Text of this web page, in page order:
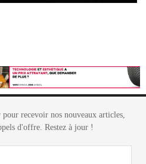
recevoir nos nouveaux articles,
d'offre. Restez à jour !